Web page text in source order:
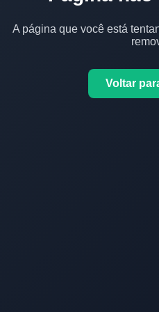
A página que você está
Voltar